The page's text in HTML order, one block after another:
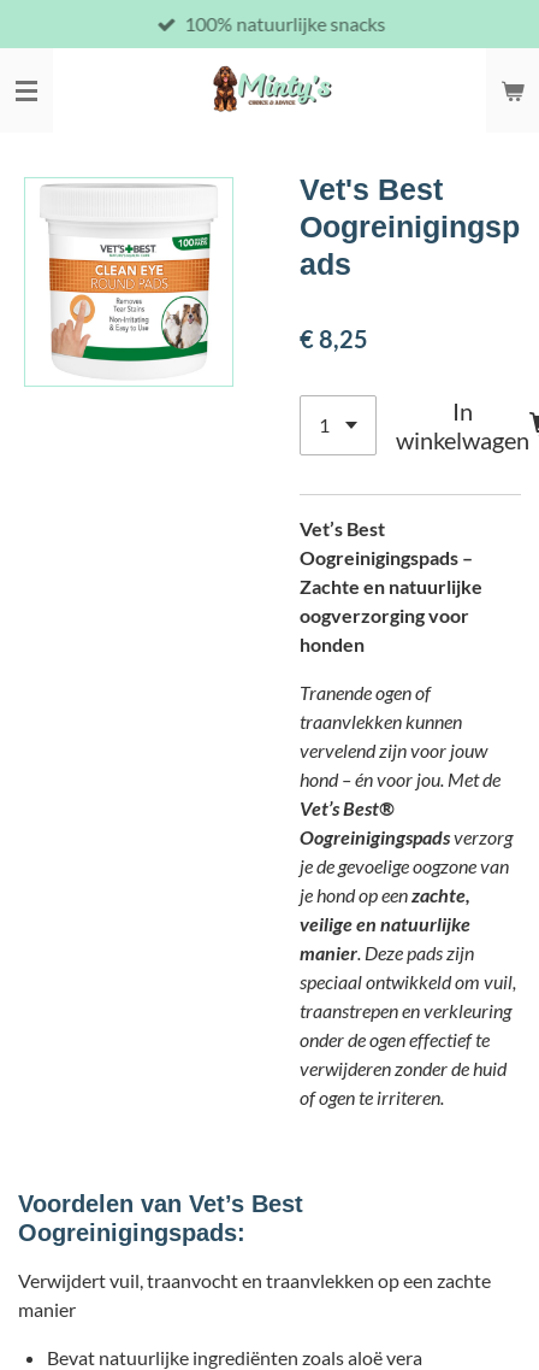
direct
naar
100% natuurlijke snacks
Vet's Best
Oogreinigingsp
ads
€ 8,25
In
winkelwagen
Vet’s Best
Oogreinigingspads –
Zachte en natuurlijke
oogverzorging voor
honden
Tranende ogen of
traanvlekken kunnen
vervelend zijn voor jouw
hond – én voor jou. Met de
Vet’s Best®
Oogreinigingspadsverzorg
je de gevoelige oogzone van
je hond op eenzachte,
veilige en natuurlijke
manier. Deze pads zijn
speciaal ontwikkeld om vuil,
traanstrepen en verkleuring
onder de ogen effectief te
verwijderen zonder de huid
of ogen te irriteren.
Voordelen van Vet’s Best
Oogreinigingspads:
Verwijdert vuil, traanvocht en traanvlekken op een zachte
manier
Bevat natuurlijke ingrediënten zoals aloë vera